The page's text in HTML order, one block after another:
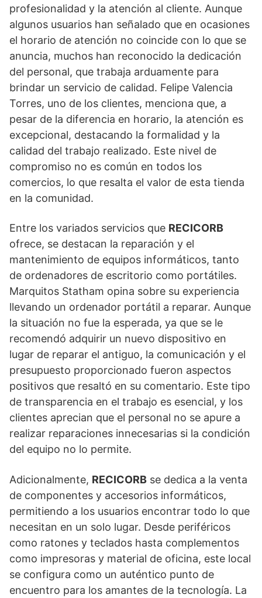
profesionalidad y la atención al cliente. Aunque
algunos usuarios han señalado que en ocasiones
el horario de atención no coincide con lo que se
anuncia, muchos han reconocido la dedicación
del personal, que trabaja arduamente para
brindar un servicio de calidad. Felipe Valencia
Torres, uno de los clientes, menciona que, a
pesar de la diferencia en horario, la atención es
excepcional, destacando la formalidad y la
calidad del trabajo realizado. Este nivel de
compromiso no es común en todos los
comercios, lo que resalta el valor de esta tienda
en la comunidad.
Entre los variados servicios que RECICORB
ofrece, se destacan la reparación y el
mantenimiento de equipos informáticos, tanto
de ordenadores de escritorio como portátiles.
Marquitos Statham opina sobre su experiencia
llevando un ordenador portátil a reparar. Aunque
la situación no fue la esperada, ya que se le
recomendó adquirir un nuevo dispositivo en
lugar de reparar el antiguo, la comunicación y el
presupuesto proporcionado fueron aspectos
positivos que resaltó en su comentario. Este tipo
de transparencia en el trabajo es esencial, y los
clientes aprecian que el personal no se apure a
realizar reparaciones innecesarias si la condición
del equipo no lo permite.
Adicionalmente, RECICORB se dedica a la venta
de componentes y accesorios informáticos,
permitiendo a los usuarios encontrar todo lo que
necesitan en un solo lugar. Desde periféricos
como ratones y teclados hasta complementos
como impresoras y material de oficina, este local
se configura como un auténtico punto de
encuentro para los amantes de la tecnología. La